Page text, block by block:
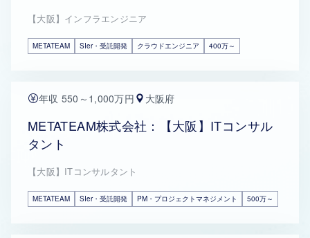
【大阪】インフラエンジニア
METATEAM SIer・受託開発 クラウドエンジニア 400万～
年収 550～1,000万円 大阪府
METATEAM株式会社：【大阪】ITコンサル
タント
【大阪】ITコンサルタント
METATEAM SIer・受託開発 PM・プロジェクトマネジメント 500万～